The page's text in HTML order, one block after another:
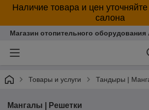
Наличие товара и цен
салона
Магазин отопительного
Товары и услуги Тандыры |
Мангалы | Решетки